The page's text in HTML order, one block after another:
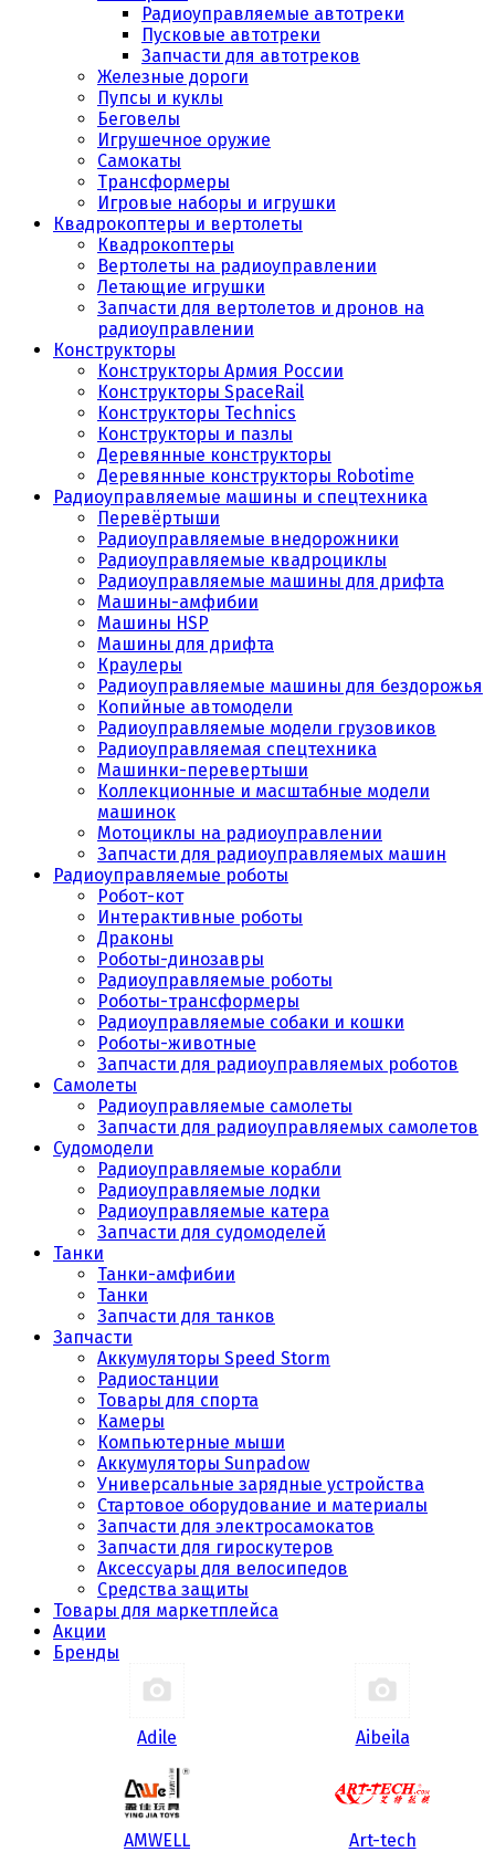
Радиоуправляемые автотреки
Пусковые автотреки
Запчасти для автотреков
Железные дороги
Пупсы и куклы
Беговелы
Игрушечное оружие
Самокаты
Трансформеры
Игровые наборы и игрушки
Квадрокоптеры и вертолеты
Квадрокоптеры
Вертолеты на радиоуправлении
Летающие игрушки
Запчасти для вертолетов и дронов на
радиоуправлении
Конструкторы
Конструкторы Армия России
Конструкторы SpaceRail
Конструкторы Technics
Конструкторы и пазлы
Деревянные конструкторы
Деревянные конструкторы Robotime
Радиоуправляемые машины и спецтехника
Перевёртыши
Радиоуправляемые внедорожники
Радиоуправляемые квадроциклы
Радиоуправляемые машины для дрифта
Машины-амфибии
Машины HSP
Машины для дрифта
Краулеры
Радиоуправляемые машины для бездорожья
Копийные автомодели
Радиоуправляемые модели грузовиков
Радиоуправляемая спецтехника
Машинки-перевертыши
Коллекционные и масштабные модели
машинок
Мотоциклы на радиоуправлении
Запчасти для радиоуправляемых машин
Радиоуправляемые роботы
Робот-кот
Интерактивные роботы
Драконы
Роботы-динозавры
Радиоуправляемые роботы
Роботы-трансформеры
Радиоуправляемые собаки и кошки
Роботы-животные
Запчасти для радиоуправляемых роботов
Самолеты
Радиоуправляемые самолеты
Запчасти для радиоуправляемых самолетов
Судомодели
Радиоуправляемые корабли
Радиоуправляемые лодки
Радиоуправляемые катера
Запчасти для судомоделей
Танки
Танки-амфибии
Танки
Запчасти для танков
Запчасти
Аккумуляторы Speed Storm
Радиостанции
Товары для спорта
Камеры
Компьютерные мыши
Аккумуляторы Sunpadow
Универсальные зарядные устройства
Стартовое оборудование и материалы
Запчасти для электросамокатов
Запчасти для гироскутеров
Аксессуары для велосипедов
Средства защиты
Товары для маркетплейса
Акции
Бренды
Adile Aibeila
AMWELL Art-tech